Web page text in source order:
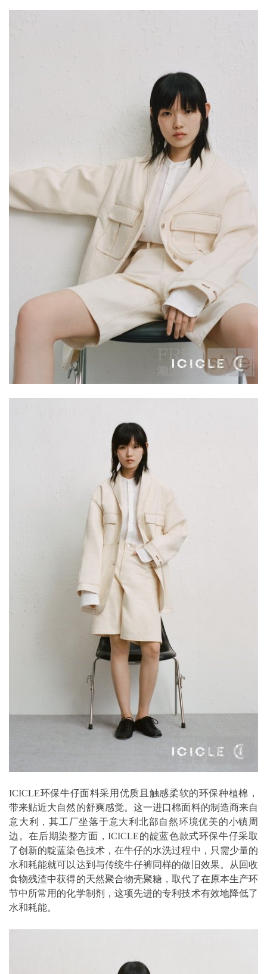
ICICLE环保牛仔面料采用优质且触感柔软的环保种植棉，
带来贴近大自然的舒爽感觉。这一进口棉面料的制造商来自
意大利，其工厂坐落于意大利北部自然环境优美的小镇周
边。在后期染整方面，ICICLE的靛蓝色款式环保牛仔采取
了创新的靛蓝染色技术，在牛仔的水洗过程中，只需少量的
水和耗能就可以达到与传统牛仔裤同样的做旧效果。从回收
食物残渣中获得的天然聚合物壳聚糖，取代了在原本生产环
节中所常用的化学制剂，这项先进的专利技术有效地降低了
水和耗能。